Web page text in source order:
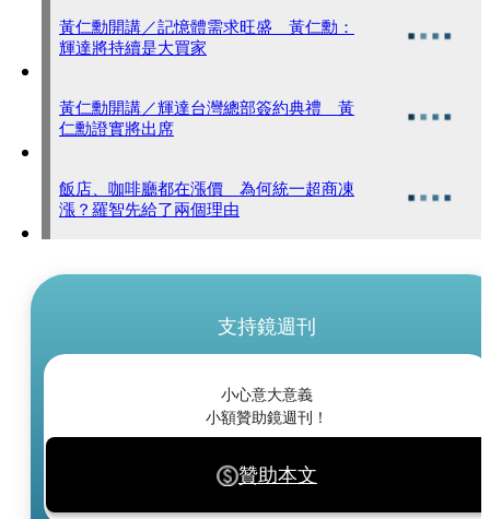
黃仁勳開講／記憶體需求旺盛 黃仁勳：
輝達將持續是大買家
黃仁勳開講／輝達台灣總部簽約典禮 黃
仁勳證實將出席
飯店、咖啡廳都在漲價 為何統一超商凍
漲？羅智先給了兩個理由
支持鏡週刊
小心意大意義
小額贊助鏡週刊！
贊助本文